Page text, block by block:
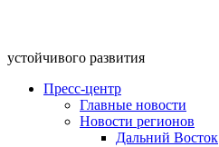
устойчивого развития
Пресс-центр
Главные новости
Новости регионов
Дальний Восток